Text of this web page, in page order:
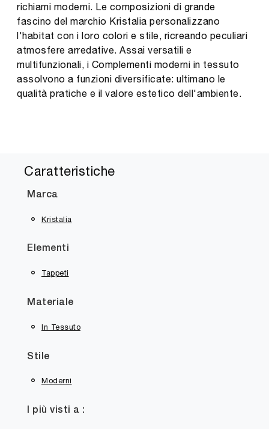
richiami moderni. Le composizioni di grande
fascino del marchio Kristalia personalizzano
l'habitat con i loro colori e stile, ricreando peculiari
atmosfere arredative. Assai versatili e
multifunzionali, i Complementi moderni in tessuto
assolvono a funzioni diversificate: ultimano le
qualità pratiche e il valore estetico dell'ambiente.
Caratteristiche
Marca
Kristalia
Elementi
Tappeti
Materiale
In Tessuto
Stile
Moderni
I più visti a :